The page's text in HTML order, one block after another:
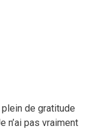
de gratitude
n’ai pas vraiment